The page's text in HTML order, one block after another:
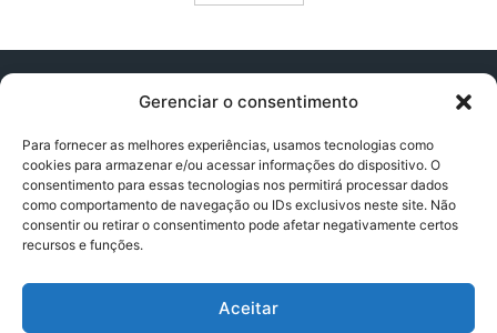
Gerenciar o consentimento
Para fornecer as melhores experiências, usamos tecnologias como
cookies para armazenar e/ou acessar informações do dispositivo. O
consentimento para essas tecnologias nos permitirá processar dados
como comportamento de navegação ou IDs exclusivos neste site. Não
consentir ou retirar o consentimento pode afetar negativamente certos
recursos e funções.
Aceitar
Contato:contatopapogeek@gmail.com
Política de Privacidade